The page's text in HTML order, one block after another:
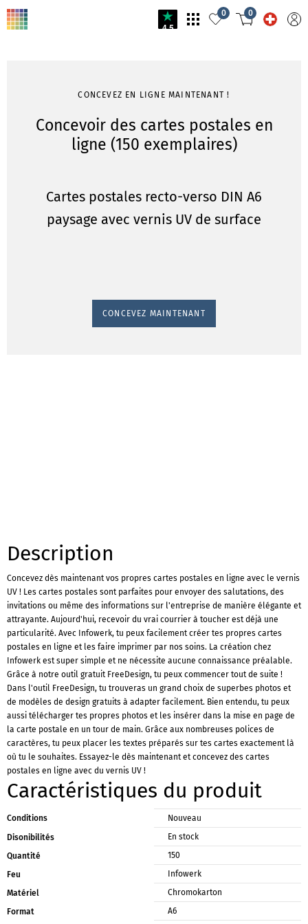
4.5
0 0
CONCEVEZ EN LIGNE MAINTENANT !
Concevoir des cartes postales en
ligne (150 exemplaires)
Cartes postales recto-verso DIN A6
paysage avec vernis UV de surface
CONCEVEZ MAINTENANT
Description
Concevez dès maintenant vos propres cartes postales en ligne avec le vernis
UV ! Les cartes postales sont parfaites pour envoyer des salutations, des
invitations ou même des informations sur l'entreprise de manière élégante et
attrayante. Aujourd'hui, recevoir du vrai courrier à toucher est déjà une
particularité. Avec Infowerk, tu peux facilement créer tes propres cartes
postales en ligne et les faire imprimer par nos soins. La création chez
Infowerk est super simple et ne nécessite aucune connaissance préalable.
Grâce à notre outil gratuit FreeDesign, tu peux commencer tout de suite !
Dans l'outil FreeDesign, tu trouveras un grand choix de superbes photos et
de modèles de design gratuits à adapter facilement. Bien entendu, tu peux
aussi télécharger tes propres photos et les insérer dans la mise en page de
la carte postale en un tour de main. Grâce aux nombreuses polices de
caractères, tu peux placer les textes préparés sur tes cartes exactement là
où tu le souhaites. Essayez-le dès maintenant et concevez des cartes
postales en ligne avec du vernis UV !
Caractéristiques du produit
Conditions
Nouveau
Disonibilités
En stock
Quantité
150
Feu
Infowerk
Matériel
Chromokarton
Format
A6